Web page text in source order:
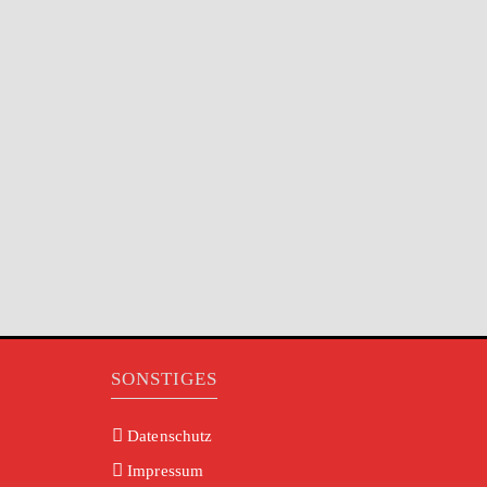
SONSTIGES
Datenschutz
Impressum